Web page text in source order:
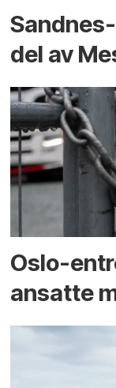
del av
Oslo-
ansatte